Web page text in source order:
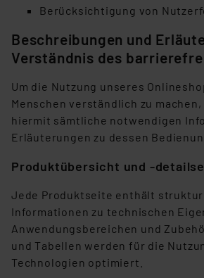
Weiterverarbeitung dieser Daten zur
Analyse bis zum Zeitpunkt des
unberührt. Ihre Browser-
gespeichert werden und dieses
angezeigt wird.
„Einige Drittanbieter verarbeiten
Cookies dieser Drittanbieter umfasst
(1) lit. a DSGVO. Nähere Infos zu
und zu der jeweiligen
der Datenschutzerklärung. Für die
Angemessenheitsbeschluss der EU.
dass die USA als Land mit
Berücksichtigung von
Beschreibungen und
Verständnis des
Um die Nutzung unseres
Menschen verständlich zu
hiermit sämtliche notwendigen
Erläuterungen zu dessen
Produktübersicht und -
Jede Produktseite enthält
Informationen zu technischen
Anwendungsbereichen und
und Tabellen werden für die
Technologien optimiert.